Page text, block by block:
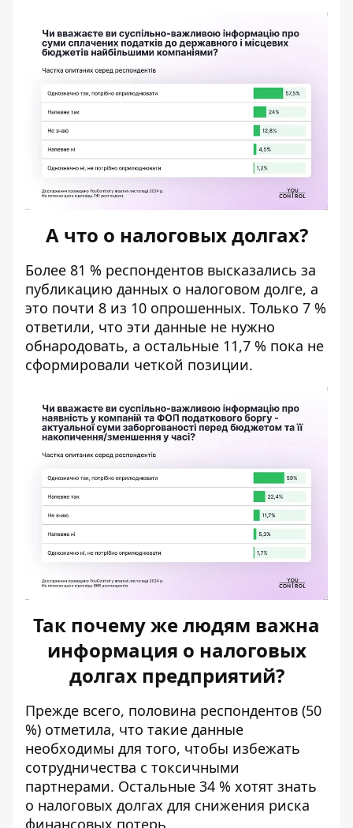
А что о налоговых долгах?
Более 81 % респондентов высказались за
публикацию данных о налоговом долге, а
это почти 8 из 10 опрошенных. Только 7 %
ответили, что эти данные не нужно
обнародовать, а остальные 11,7 % пока не
сформировали четкой позиции.
Так почему же людям важна
информация о налоговых
долгах предприятий?
Прежде всего, половина респондентов (50
%) отметила, что такие данные
необходимы для того, чтобы избежать
сотрудничества с токсичными
партнерами. Остальные 34 % хотят знать
о налоговых долгах для снижения риска
финансовых потерь.